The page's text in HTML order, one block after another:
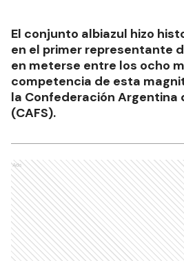
El conjunto albiazul hizo
en el primer representante
en meterse entre los ocho
competencia de esta
la Confederación Argentina
(CAFS).
Ads